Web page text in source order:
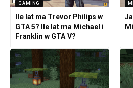
GAMING
Ile lat ma Trevor Philips w
GTA 5? Ile lat ma Michael i
Franklin w GTA V?